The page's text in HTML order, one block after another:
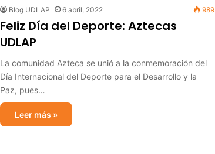
Blog UDLAP 6 abril, 2022 989
Feliz Día del Deporte: Aztecas
UDLAP
La comunidad Azteca se unió a la conmemoración del
Día Internacional del Deporte para el Desarrollo y la
Paz, pues…
Leer más »